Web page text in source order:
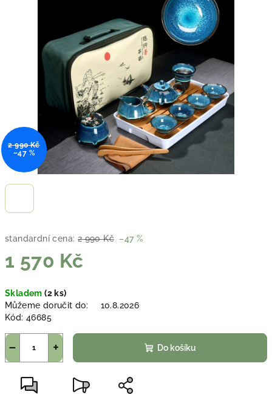
standardní cena: 2 990 Kč –47 %
1 570 Kč
cena:
Skladem(2 ks)
Můžeme doručit do:
10.8.2026
Kód: 46685
+
− Do košíku
2 990 Kč
–47 %